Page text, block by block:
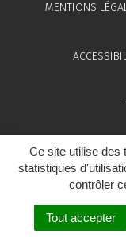
Ce site utilise des
statistiques
contrôler
Tout accepter
MENTIONS